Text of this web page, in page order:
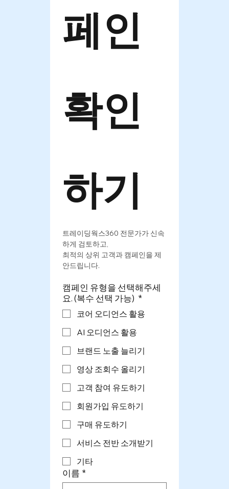
페인
확인
하기
트레이딩웍스360 전문가가 신속
하게 검토하고,
최적의 상위 고객과 캠페인을 제
안드립니다.
캠페인 유형을 선택해주세
요. (복수 선택 가능) *
코어 오디언스 활용
AI 오디언스 활용
브랜드 노출 늘리기
영상 조회수 올리기
고객 참여 유도하기
회원가입 유도하기
구매 유도하기
서비스 전반 소개받기
기타
이름 *